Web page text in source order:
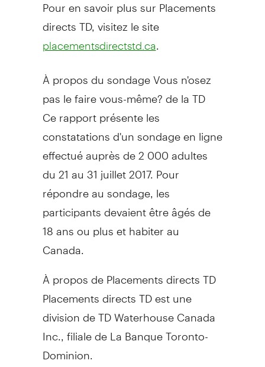
directs TD, visitez le site
placementsdirectstd.ca
À propos du sondage Vous n'osez
pas le faire vous-même? de la TD
Ce rapport présente les
constatations d'un sondage en ligne
effectué auprès de 2 000 adultes
du 21 au 31 juillet 2017. Pour
répondre au sondage, les
participants devaient être âgés de
18 ans ou plus et habiter au
Canada
À propos de Placements directs TD
Placements directs TD est une
division de TD Waterhouse Canada
Inc., filiale de La Banque Toronto-
Dominion.